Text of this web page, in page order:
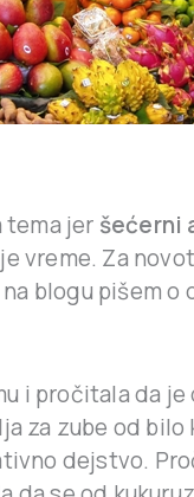
tema jer šećerni
vreme. Za
blogu pišem
i pročitala da
za zube od
dejstvo.